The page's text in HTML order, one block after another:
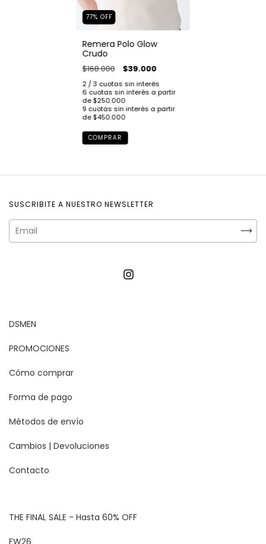
77% OFF
Remera Polo Glow
Crudo
$168.000 $39.000
COMPRAR
SUSCRIBITE A NUESTRO NEWSLETTER
DSMEN
PROMOCIONES
Cómo comprar
Forma de pago
Métodos de envío
Cambios | Devoluciones
Contacto
THE FINAL SALE - Hasta 60% OFF
FW26